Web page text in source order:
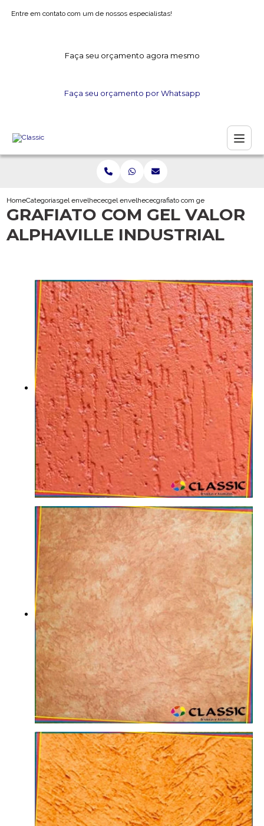
Entre em contato com um de nossos especialistas!
Faça seu orçamento agora mesmo
Faça seu orçamento por Whatsapp
HomeCategoriasgel envelhecedorgel envelhecedor para gessografiato com gel valor alphaville
GRAFIATO COM GEL VALOR
ALPHAVILLE INDUSTRIAL